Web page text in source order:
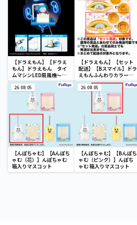
【ドラえもん】【ドラえ
もん】ドラえもん タイ
ムマシンLED扇風機～
Renewal～
【ドラえもん】【セット
配送】【Bスマイル】ドラ
えもんふんわりカラーひ
ょっこりクッション
26.08.05
【んぽちゃむ】【Aんぽち
ゃむ（花）】んぽちゃむ
箱入りマスコット
26.08.05
【んぽちゃむ】【Bんぽち
ゃむ（ピンク）】んぽち
ゃむ 箱入りマスコット